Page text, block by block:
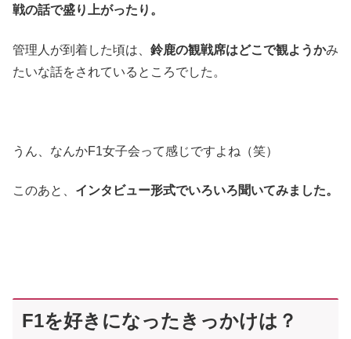
戦の話で盛り上がったり。
管理人が到着した頃は、 鈴鹿の観戦席はどこで観ようかみ
たいな話をされているところでした。
うん、なんかF1女子会って感じですよね（笑）
このあと、 インタビュー形式でいろいろ聞いてみました。
F1を好きになったきっかけは？